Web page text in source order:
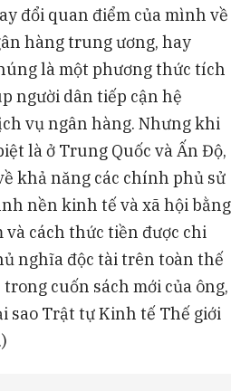
đổi quan điểm của mình về
hàng trung ương, hay
là một phương thức tích
người dân tiếp cận hệ
vụ ngân hàng. Nhưng khi
là ở Trung Quốc và Ấn Độ,
khả năng các chính phủ sử
nền kinh tế và xã hội bằng
và cách thức tiền được chi
nghĩa độc tài trên toàn thế
cuốn sách mới của ông,
sao Trật tự Kinh tế Thế giới